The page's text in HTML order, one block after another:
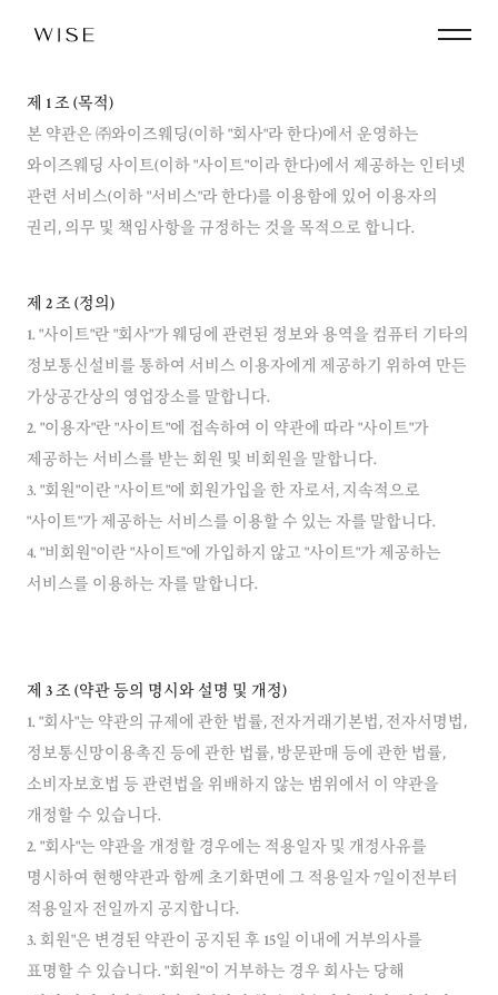
제 1 조 (목적)
본 약관은 ㈜와이즈웨딩(이하 "회사"라 한다)에서 운영하는
와이즈웨딩 사이트(이하 "사이트"이라 한다)에서 제공하는 인터넷
관련 서비스(이하 "서비스"라 한다)를 이용함에 있어 이용자의
제 2 조 (정의)
1. "사이트"란 "회사"가 웨딩에 관련된 정보와 용역을 컴퓨터 기타의
정보통신설비를 통하여 서비스 이용자에게 제공하기 위하여 만든
가상공간상의 영업장소를 말합니다.
2. "이용자"란 "사이트"에 접속하여 이 약관에 따라 "사이트"가
제공하는 서비스를 받는 회원 및 비회원을 말합니다.
3. "회원"이란 "사이트"에 회원가입을 한 자로서, 지속적으로
"사이트"가 제공하는 서비스를 이용할 수 있는 자를 말합니다.
4. "비회원"이란 "사이트"에 가입하지 않고 "사이트"가 제공하는
서비스를 이용하는 자를 말합니다.
제 3 조 (약관 등의 명시와 설명 및 개정)
1. "회사"는 약관의 규제에 관한 법률, 전자거래기본법, 전자서명법,
정보통신망이용촉진 등에 관한 법률, 방문판매 등에 관한 법률,
소비자보호법 등 관련법을 위배하지 않는 범위에서 이 약관을
개정할 수 있습니다.
2. "회사"는 약관을 개정할 경우에는 적용일자 및 개정사유를
명시하여 현행약관과 함께 초기화면에 그 적용일자 7일이전부터
적용일자 전일까지 공지합니다.
3. 회원"은 변경된 약관이 공지된 후 15일 이내에 거부의사를
표명할 수 있습니다. "회원"이 거부하는 경우 회사는 당해